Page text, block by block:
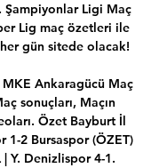
Ligi Maç
Lig maç özetleri ile
gün sitede olacak!
Ankaragücü Maç
sonuçları, Maçın
Özet Bayburt İl
1-2 Bursaspor (ÖZET)
Y. Denizlispor 4-1.